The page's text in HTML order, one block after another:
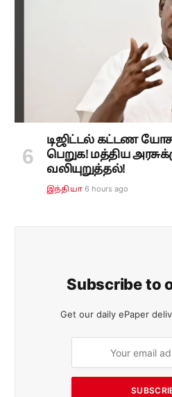
டிஜிட்டல் கட்டண
பெறுக! மத்திய
வலியுறுத்தல்!
இந்தியா 6 hours ago
Subscribe to
Get our daily ePaper